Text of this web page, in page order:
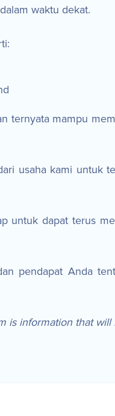
waktu dekat.
ternyata mampu
usaha kami untuk
untuk dapat terus
pendapat Anda
is information that will